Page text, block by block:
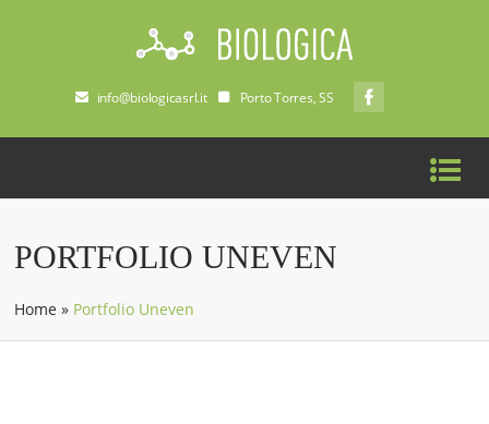
info@biologicasrl.it Porto Torres, SS
PORTFOLIO UNEVEN
Home » Portfolio Uneven